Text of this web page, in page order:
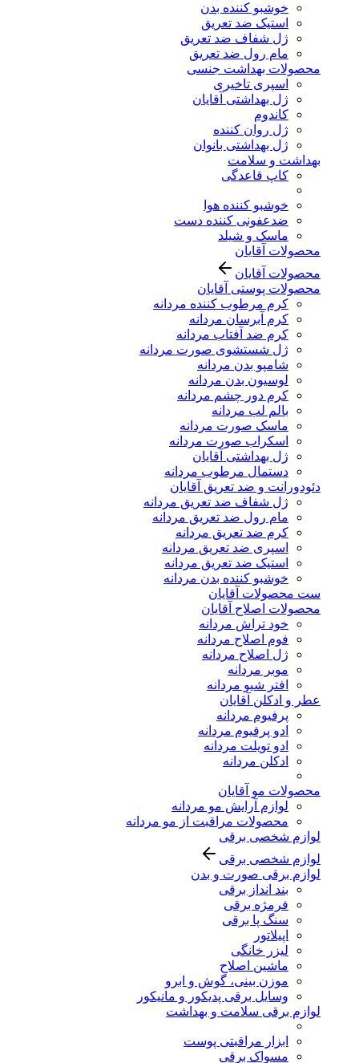
خوشبو کننده بدن
استیک ضد تعریق
ژل شفاف ضد تعریق
مام رول ضد تعریق
محصولات بهداشت جنسی
اسپری تاخیری
ژل بهداشتی آقایان
کاندوم
ژل روان کننده
ژل بهداشتی بانوان
بهداشت و سلامت
کاپ قاعدگی
خوشبو کننده هوا
ضدعفونی کننده دست
ماسک و شیلد
محصولات آقایان
محصولات آقایان
محصولات پوستی آقایان
کرم مرطوب کننده مردانه
کرم آبرسان مردانه
کرم ضد آفتاب مردانه
ژل شستشوی صورت مردانه
شامپو بدن مردانه
لوسیون بدن مردانه
کرم دور چشم مردانه
بالم لب مردانه
ماسک صورت مردانه
اسکراب صورت مردانه
ژل بهداشتی آقایان
دستمال مرطوب مردانه
دئودورانت و ضد تعریق آقایان
ژل شفاف ضد تعریق مردانه
مام رول ضد تعریق مردانه
کرم ضد تعریق مردانه
اسپری ضد تعریق مردانه
استیک ضد تعریق مردانه
خوشبو کننده بدن مردانه
ست محصولات آقایان
محصولات اصلاح آقایان
خود تراش مردانه
فوم اصلاح مردانه
ژل اصلاح مردانه
موبر مردانه
افتر شیو مردانه
عطر و ادکلن آقایان
پرفیوم مردانه
ادو پرفیوم مردانه
ادو تویلت مردانه
ادکلن مردانه
محصولات مو آقایان
لوازم آرایش مو مردانه
محصولات مراقبت از مو مردانه
لوازم شخصی برقی
لوازم شخصی برقی
لوازم برقی صورت و بدن
بند انداز برقی
فرمژه برقی
سنگ پا برقی
اپیلاتور
لیزر خانگی
ماشین اصلاح
موزن بینی، گوش و ابرو
وسایل برقی پدیکور و مانیکور
لوازم برقی سلامت و بهداشت
ابزار مراقبتی پوست
مسواک برقی